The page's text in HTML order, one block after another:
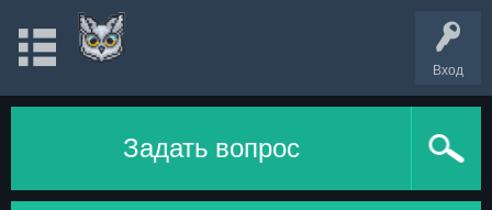
Вход
Задать вопрос